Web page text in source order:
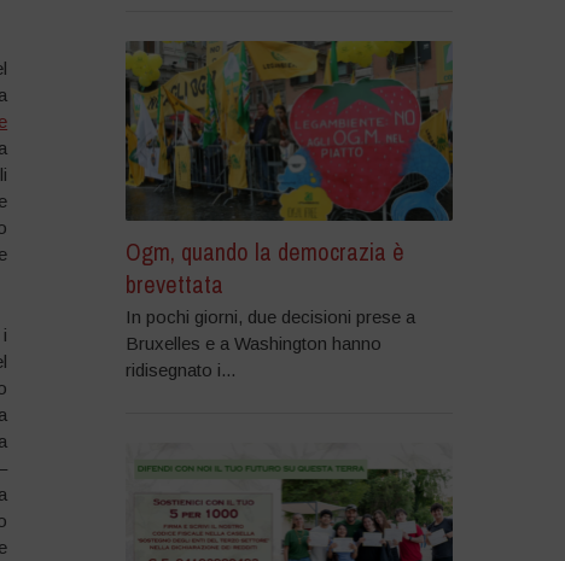
Ogm, quando la democrazia è
brevettata
In pochi giorni, due decisioni prese a
Bruxelles e a Washington hanno
ridisegnato i...